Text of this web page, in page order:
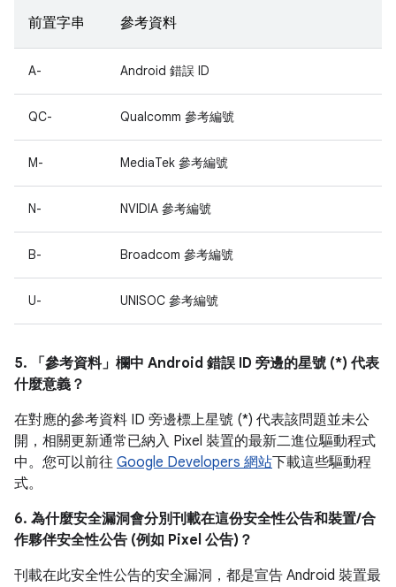
前置字串 參考資料
A- Android 錯誤 ID
QC- Qualcomm 參考編號
M- MediaTek 參考編號
N- NVIDIA 參考編號
B- Broadcom 參考編號
U- UNISOC 參考編號
5. 「參考資料」 欄中 Android 錯誤 ID 旁邊的星號 (*) 代表
什麼意義？
在對應的參考資料 ID 旁邊標上星號 (*) 代表該問題並未公
開，相關更新通常已納入 Pixel 裝置的最新二進位驅動程式
中。您可以前往 Google Developers 網站下載這些驅動程
式。
6. 為什麼安全漏洞會分別刊載在這份安全性公告和裝置/合
作夥伴安全性公告 (例如 Pixel 公告)？
刊載在此安全性公告的安全漏洞，都是宣告 Android 裝置最